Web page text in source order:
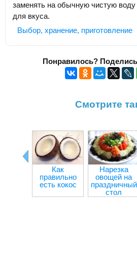
заменять на обычную чистую
для вкуса.
Выбор, хранение, приготовление
Понравилось?
Смотрите
Как
правильно
есть кокос
Нарезка
овощей на
праздничный
стол